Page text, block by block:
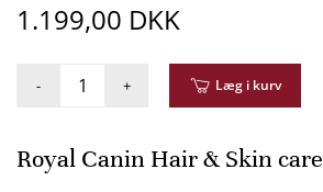
1.199,00 DKK
- + Læg i kurv
Royal Canin Hair & Skin care